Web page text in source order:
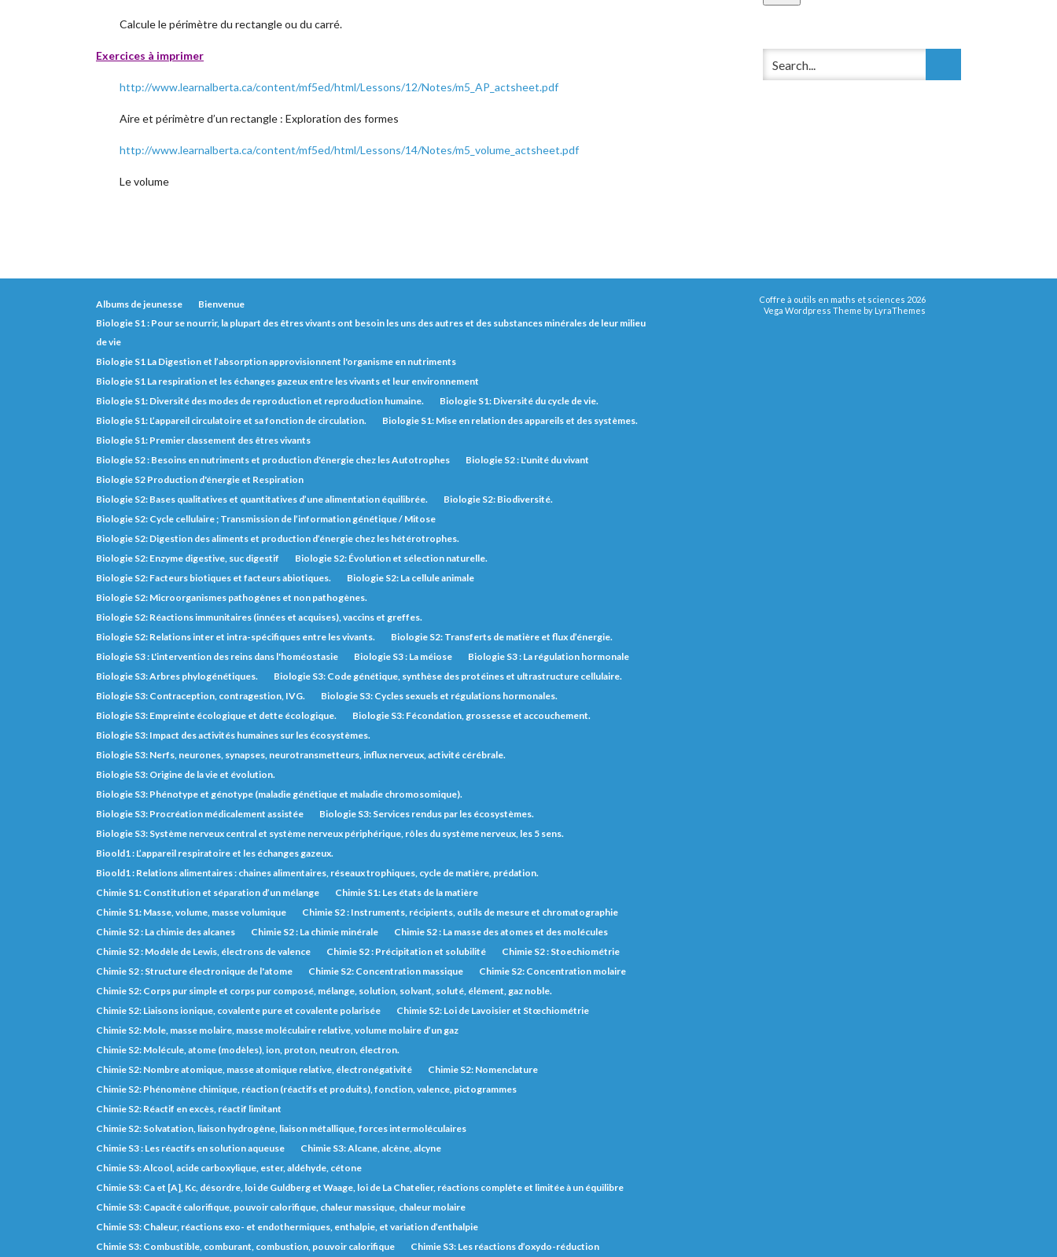
Calcule le périmètre du rectangle ou du carré.
Exercices à imprimer
http://www.learnalberta.ca/content/mf5ed/html/Lessons/12/Notes/m5_AP_actsheet.pdf
Aire et périmètre d’un rectangle : Exploration des formes
http://www.learnalberta.ca/content/mf5ed/html/Lessons/14/Notes/m5_volume_actsheet.pdf
Le volume
Albums de jeunesse
Bienvenue
Biologie S1 : Pour se nourrir, la plupart des êtres vivants ont besoin les uns des autres et des substances minérales de leur milieu
de vie
Biologie S1 La Digestion et l’absorption approvisionnent l'organisme en nutriments
Biologie S1 La respiration et les échanges gazeux entre les vivants et leur environnement
Biologie S1: Diversité des modes de reproduction et reproduction humaine.
Biologie S1: Diversité du cycle de vie.
Biologie S1: L’appareil circulatoire et sa fonction de circulation.
Biologie S1: Mise en relation des appareils et des systèmes.
Biologie S1: Premier classement des êtres vivants
Biologie S2 : Besoins en nutriments et production d'énergie chez les Autotrophes
Biologie S2 : L'unité du vivant
Biologie S2 Production d'énergie et Respiration
Biologie S2: Bases qualitatives et quantitatives d’une alimentation équilibrée.
Biologie S2: Biodiversité.
Biologie S2: Cycle cellulaire ; Transmission de l’information génétique / Mitose
Biologie S2: Digestion des aliments et production d’énergie chez les hétérotrophes.
Biologie S2: Enzyme digestive, suc digestif
Biologie S2: Évolution et sélection naturelle.
Biologie S2: Facteurs biotiques et facteurs abiotiques.
Biologie S2: La cellule animale
Biologie S2: Microorganismes pathogènes et non pathogènes.
Biologie S2: Réactions immunitaires (innées et acquises), vaccins et greffes.
Biologie S2: Relations inter et intra-spécifiques entre les vivants.
Biologie S2: Transferts de matière et flux d’énergie.
Biologie S3 : L'intervention des reins dans l'homéostasie
Biologie S3 : La méiose
Biologie S3 : La régulation hormonale
Biologie S3: Arbres phylogénétiques.
Biologie S3: Code génétique, synthèse des protéines et ultrastructure cellulaire.
Biologie S3: Contraception, contragestion, IVG.
Biologie S3: Cycles sexuels et régulations hormonales.
Biologie S3: Empreinte écologique et dette écologique.
Biologie S3: Fécondation, grossesse et accouchement.
Biologie S3: Impact des activités humaines sur les écosystèmes.
Biologie S3: Nerfs, neurones, synapses, neurotransmetteurs, influx nerveux, activité cérébrale.
Biologie S3: Origine de la vie et évolution.
Biologie S3: Phénotype et génotype (maladie génétique et maladie chromosomique).
Biologie S3: Procréation médicalement assistée
Biologie S3: Services rendus par les écosystèmes.
Biologie S3: Système nerveux central et système nerveux périphérique, rôles du système nerveux, les 5 sens.
Bioold1 : L’appareil respiratoire et les échanges gazeux.
Bioold1 : Relations alimentaires : chaines alimentaires, réseaux trophiques, cycle de matière, prédation.
Chimie S1: Constitution et séparation d’un mélange
Chimie S1: Les états de la matière
Chimie S1: Masse, volume, masse volumique
Chimie S2 : Instruments, récipients, outils de mesure et chromatographie
Chimie S2 : La chimie des alcanes
Chimie S2 : La chimie minérale
Chimie S2 : La masse des atomes et des molécules
Chimie S2 : Modèle de Lewis, électrons de valence
Chimie S2 : Précipitation et solubilité
Chimie S2 : Stoechiométrie
Chimie S2 : Structure électronique de l'atome
Chimie S2: Concentration massique
Chimie S2: Concentration molaire
Chimie S2: Corps pur simple et corps pur composé, mélange, solution, solvant, soluté, élément, gaz noble.
Chimie S2: Liaisons ionique, covalente pure et covalente polarisée
Chimie S2: Loi de Lavoisier et Stœchiométrie
Chimie S2: Mole, masse molaire, masse moléculaire relative, volume molaire d’un gaz
Chimie S2: Molécule, atome (modèles), ion, proton, neutron, électron.
Chimie S2: Nombre atomique, masse atomique relative, électronégativité
Chimie S2: Nomenclature
Chimie S2: Phénomène chimique, réaction (réactifs et produits), fonction, valence, pictogrammes
Chimie S2: Réactif en excès, réactif limitant
Chimie S2: Solvatation, liaison hydrogène, liaison métallique, forces intermoléculaires
Chimie S3 : Les réactifs en solution aqueuse
Chimie S3: Alcane, alcène, alcyne
Chimie S3: Alcool, acide carboxylique, ester, aldéhyde, cétone
Chimie S3: Ca et [A], Kc, désordre, loi de Guldberg et Waage, loi de La Chatelier, réactions complète et limitée à un équilibre
Chimie S3: Capacité calorifique, pouvoir calorifique, chaleur massique, chaleur molaire
Chimie S3: Chaleur, réactions exo- et endothermiques, enthalpie, et variation d’enthalpie
Chimie S3: Combustible, comburant, combustion, pouvoir calorifique
Chimie S3: Les réactions d’oxydo-réduction
Coffre à outils en maths et sciences 2026
Vega Wordpress Theme by LyraThemes